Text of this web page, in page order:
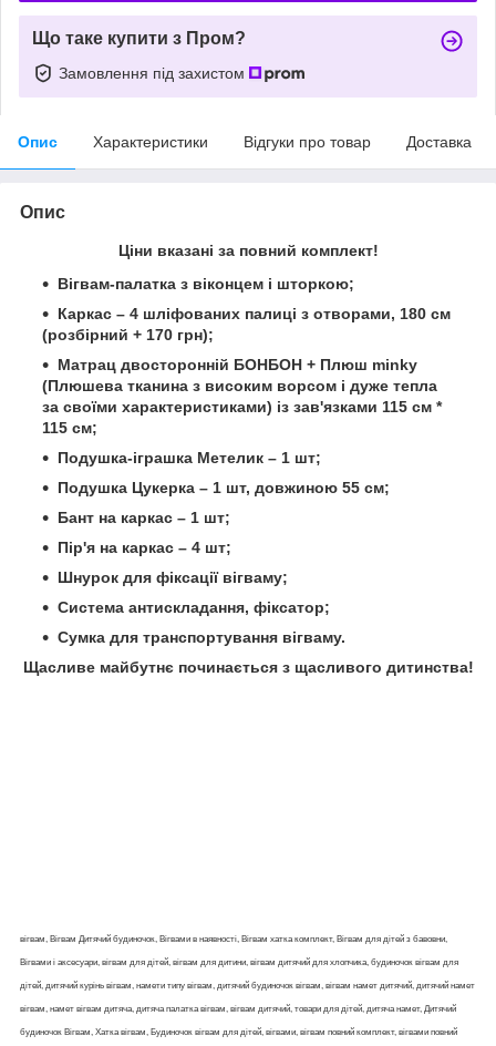
Що таке купити з Пром?
Замовлення під захистом
Опис Характеристики Відгуки про товар Доставка
Опис
Ціни вказані за повний комплект!
Вігвам-палатка з віконцем і шторкою;
Каркас – 4 шліфованих палиці з отворами, 180 см
(розбірний + 170 грн);
Матрац двосторонній БОНБОН + Плюш minky
(Плюшева тканина з високим ворсом і дуже тепла
за своїми характеристиками) із зав'язками 115 см *
115 см;
Подушка-іграшка Метелик – 1 шт;
Подушка Цукерка – 1 шт, довжиною 55 см;
Бант на каркас – 1 шт;
Пір'я на каркас – 4 шт;
Шнурок для фіксації вігваму;
Система антискладання, фіксатор;
Сумка для транспортування вігваму.
Щасливе майбутнє починається з щасливого дитинства!
вігвам, Вігвам Дитячий будиночок, Вігвами в наявності, Вігвам хатка комплект, Вігвам для дітей з бавовни,
Вігвами і аксесуари, вігвам для дітей, вігвам для дитини, вігвам дитячий для хлопчика, будиночок вігвам для
дітей, дитячий курінь вігвам, намети типу вігвам, дитячий будиночок вігвам, вігвам намет дитячий, дитячий намет
вігвам, намет вігвам дитяча, дитяча палатка вігвам, вігвам дитячий, товари для дітей, дитяча намет, Дитячий
будиночок Вігвам, Хатка вігвам, Будиночок вігвам для дітей, вігвами, вігвам повний комплект, вігвами повний